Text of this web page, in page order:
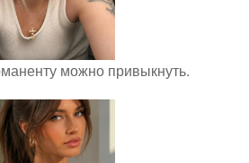
можно привыкнуть.